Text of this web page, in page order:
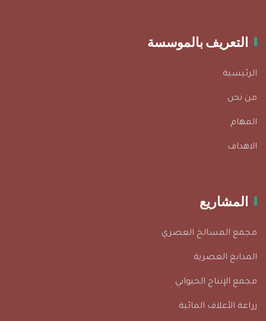
التعريف بالموسسة
الرئيسية
من نحن
المهام
الاهداف
المشاريع
مجمع المسالخ العصري
المدابغ العصرية
مجمع الإنتاج الحيواني
زراعة الأعلاف المائية